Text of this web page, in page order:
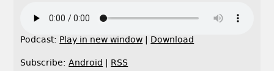
Podcast: Play in new window | Download
Subscribe:Android | RSS